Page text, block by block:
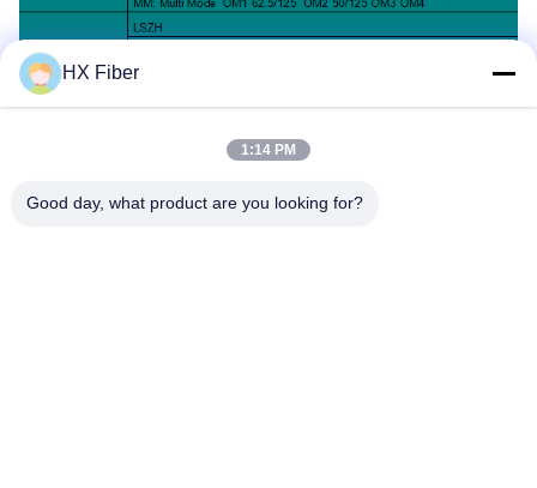
HX Fiber
1:14 PM
Good day, what product are you looking for?